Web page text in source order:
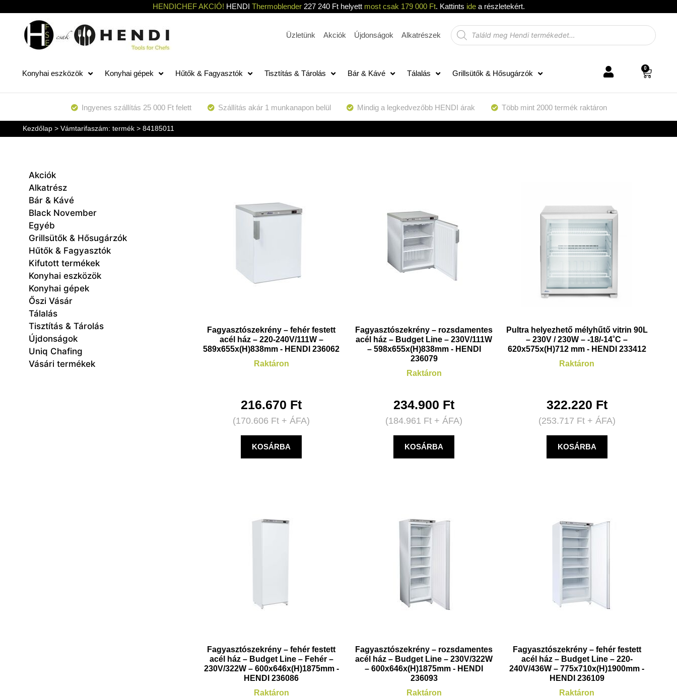
HENDICHEF AKCIÓ! HENDI Thermoblender227 240 Ft helyett most csak 179 000 Ft. Kattints idea részletekért.
Üzletünk Akciók Újdonságok Alkatrészek
Konyhai eszközök Konyhai gépek Hűtők & Fagyasztók Tisztítás & Tárolás Bár & Kávé Tálalás Grillsütők & Hősugárzók
0
Ingyenes szállítás 25 000 Ft felett Szállítás akár 1 munkanapon belül Mindig a legkedvezőbb HENDI árak Több mint 2000 termék raktáron
Kezdőlap> Vámtarifaszám: termék > 84185011
Akciók
Alkatrész
Bár & Kávé
Black November
Egyéb
Grillsütők & Hősugárzók
Hűtők & Fagyasztók
Kifutott termékek
Konyhai eszközök
Konyhai gépek
Őszi Vásár
Tálalás
Tisztítás & Tárolás
Újdonságok
Uniq Chafing
Vásári termékek
Fagyasztószekrény – fehér festett
acél ház – 220-240V/111W –
589x655x(H)838mm - HENDI 236062
Raktáron
216.670 Ft
(170.606 Ft + ÁFA)
KOSÁRBA
Fagyasztószekrény – rozsdamentes
acél ház – Budget Line – 230V/111W
– 598x655x(H)838mm - HENDI
236079
Raktáron
234.900 Ft
(184.961 Ft + ÁFA)
KOSÁRBA
Pultra helyezhető mélyhűtő vitrin 90L
– 230V / 230W – -18/-14˚C –
620x575x(H)712 mm - HENDI 233412
Raktáron
322.220 Ft
(253.717 Ft+ ÁFA)
KOSÁRBA
Fagyasztószekrény – fehér festett
acél ház – Budget Line – Fehér –
230V/322W – 600x646x(H)1875mm -
HENDI 236086
Raktáron
Fagyasztószekrény – rozsdamentes
acél ház – Budget Line – 230V/322W
– 600x646x(H)1875mm - HENDI
236093
Raktáron
Fagyasztószekrény – fehér festett
acél ház – Budget Line – 220-
240V/436W – 775x710x(H)1900mm -
HENDI 236109
Raktáron